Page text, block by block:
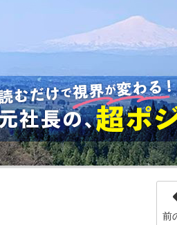
前